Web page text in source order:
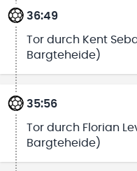
36:49
Tor durch Kent
Bargteheide)
35:56
Tor durch Florian
Bargteheide)